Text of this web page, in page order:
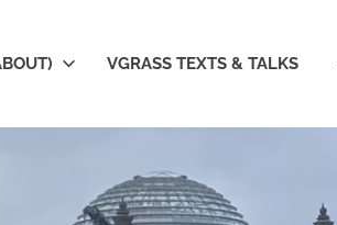
VGRASS TEXTS & TALKS